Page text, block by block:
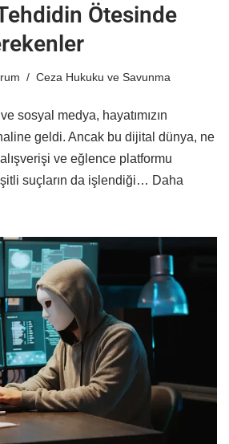
Ötesinde
Ceza Hukuku ve Savunma
sosyal medya, hayatımızın
geldi. Ancak bu dijital dünya, ne
ve eğlence platformu
suçların da işlendiği… Daha